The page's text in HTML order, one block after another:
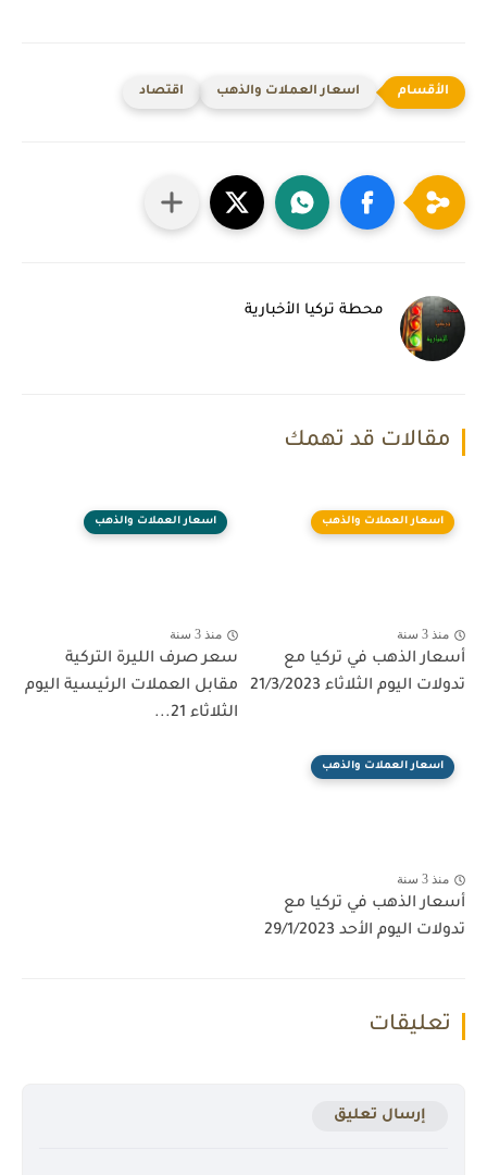
اسعار العملات والذهب اقتصاد
محطة تركيا الأخبارية
مقالات قد تهمك
اسعار العملات والذهب
منذ 3 سنة
أسعار الذهب في تركيا مع
تدولات اليوم الثلاثاء 21/3/2023
اسعار العملات والذهب
منذ 3 سنة
سعر صرف الليرة التركية
مقابل العملات الرئيسية اليوم
الثلاثاء 21...
اسعار العملات والذهب
منذ 3 سنة
أسعار الذهب في تركيا مع
تدولات اليوم الأحد 29/1/2023
تعليقات
إرسال تعليق